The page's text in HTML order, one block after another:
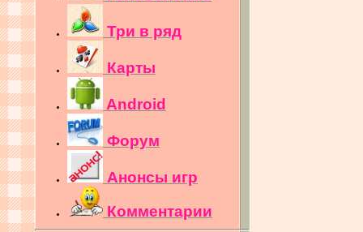
Три в ряд
Карты
Android
Форум
Анонсы игр
Комментарии